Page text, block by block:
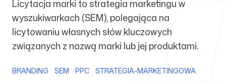
Dla agencji
Licytacja marki to strategia marketingu w
wyszukiwarkach (SEM), polegająca na
licytowaniu własnych słów kluczowych
związanych z nazwą marki lub jej produktami.
BRANDING SEM PPC STRATEGIA-MARKETINGOWA